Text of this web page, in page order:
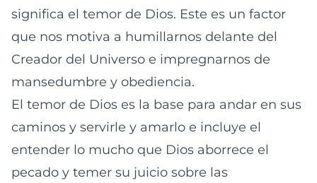
significa el temor de Dios. Este es un factor
que nos motiva a humillarnos delante del
Creador del Universo e impregnarnos de
mansedumbre y obediencia.
El temor de Dios es la base para andar en sus
caminos y servirle y amarlo e incluye el
entender lo mucho que Dios aborrece el
pecado y temer su juicio sobre las